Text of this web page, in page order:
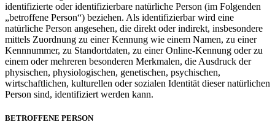
identifizierte oder identifizierbare natürliche Person (im Folgenden
„betroffene Person“) beziehen. Als identifizierbar wird eine
natürliche Person angesehen, die direkt oder indirekt, insbesondere
mittels Zuordnung zu einer Kennung wie einem Namen, zu einer
Kennnummer, zu Standortdaten, zu einer Online-Kennung oder zu
einem oder mehreren besonderen Merkmalen, die Ausdruck der
physischen, physiologischen, genetischen, psychischen,
wirtschaftlichen, kulturellen oder sozialen Identität dieser natürlichen
Person sind, identifiziert werden kann.
BETROFFENE PERSON